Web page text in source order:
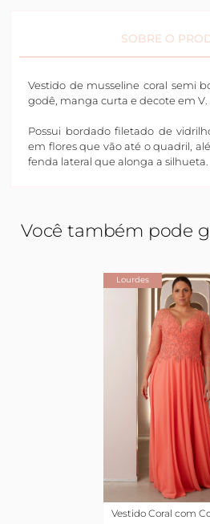
SOBRE O
Vestido de musseline coral semi
godê, manga curta e decote em V.
Possui bordado filetado de
em flores que vão até o quadril,
fenda lateral que alonga a silhueta.
Você também pode
Lourdes
Vestido Coral com